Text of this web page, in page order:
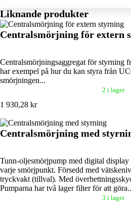
Liknande produkter
Centralsmörjning för extern
Centralsmörjningsaggregat för styrning
har exempel på hur du kan styra från
smörjningen...
2 i lager
1 930,28 kr
Centralsmörjning med
Tunn-oljesmörjpump med digital
varje smörjpunkt. Försedd med
tryckvakt (tillval). Med
Pumparna har två lager filter för att
3 i lager